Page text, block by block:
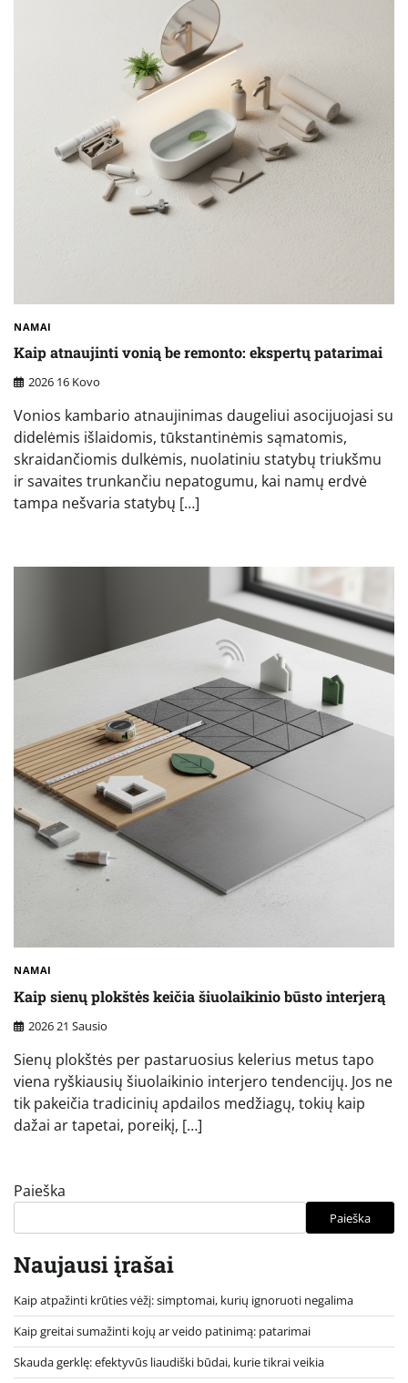
NAMAI
Kaip atnaujinti vonią be remonto: ekspertų patarimai
2026 16 Kovo
Vonios kambario atnaujinimas daugeliui asocijuojasi su
didelėmis išlaidomis, tūkstantinėmis sąmatomis,
skraidančiomis dulkėmis, nuolatiniu statybų triukšmu
ir savaites trunkančiu nepatogumu, kai namų erdvė
tampa nešvaria statybų […]
NAMAI
Kaip sienų plokštės keičia šiuolaikinio būsto interjerą
2026 21 Sausio
Sienų plokštės per pastaruosius kelerius metus tapo
viena ryškiausių šiuolaikinio interjero tendencijų. Jos ne
tik pakeičia tradicinių apdailos medžiagų, tokių kaip
dažai ar tapetai, poreikį, […]
Paieška
Paieška
Naujausi įrašai
Kaip atpažinti krūties vėžį: simptomai, kurių ignoruoti negalima
Kaip greitai sumažinti kojų ar veido patinimą: patarimai
Skauda gerklę: efektyvūs liaudiški būdai, kurie tikrai veikia